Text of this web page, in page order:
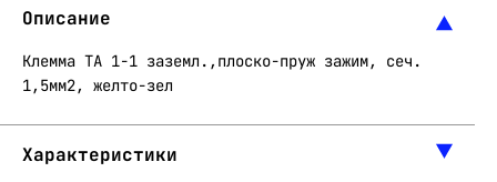
Описание
Клемма ТА 1-1 заземл.,плоско-пруж зажим, сеч.
1,5мм2, желто-зел
Характеристики